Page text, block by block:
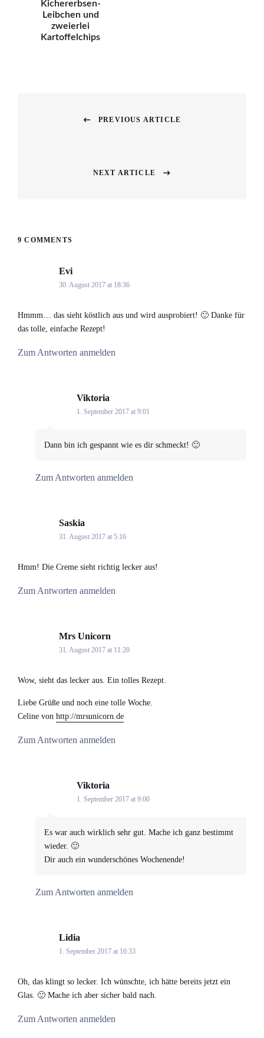
Kichererbsen-
Leibchen und
zweierlei
Kartoffelchips
PREVIOUS ARTICLE
NEXT ARTICLE
9 COMMENTS
Evi
30. August 2017 at 18:36
Hmmm… das sieht köstlich aus und wird ausprobiert! 🙂 Danke für
das tolle, einfache Rezept!
Zum Antworten anmelden
Viktoria
1. September 2017 at 9:01
Dann bin ich gespannt wie es dir schmeckt! 🙂
Zum Antworten anmelden
Saskia
31. August 2017 at 5:16
Hmm! Die Creme sieht richtig lecker aus!
Zum Antworten anmelden
Mrs Unicorn
31. August 2017 at 11:20
Wow, sieht das lecker aus. Ein tolles Rezept.
Liebe Grüße und noch eine tolle Woche.
Celine von http://mrsunicorn.de
Zum Antworten anmelden
Viktoria
1. September 2017 at 9:00
Es war auch wirklich sehr gut. Mache ich ganz bestimmt
wieder. 🙂
Dir auch ein wunderschönes Wochenende!
Zum Antworten anmelden
Lidia
1. September 2017 at 16:33
Oh, das klingt so lecker. Ich wünschte, ich hätte bereits jetzt ein
Glas. 🙂 Mache ich aber sicher bald nach.
Zum Antworten anmelden